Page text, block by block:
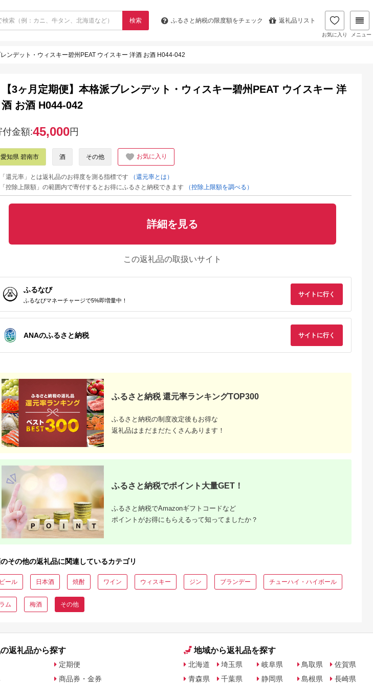
検索 ふるさと納税の限度額をチェック 返礼品リスト
お気に入り メニュー
レンデット・ウィスキー碧州PEAT ウイスキー 洋酒 お酒 H044-042
ふるさとチョイ
ス
上富田町
梅酒紀州
紙パック×６
ース）5.0
出典：ふるなび
宮崎県 西都市
名産品を活かしたご当
地柚子リキュール「ゆ
1800ml×6本＜7-7a＞
5.0
福井県 若狭町
梅酒 福井県産 紅映梅
本格梅酒 1800ml 2本
和歌山県 九度山町
「GI和歌山梅酒」に
指定された 至極の本
】ふるさと納
すめ返礼品
付額・産地
Amazonふるさと納税はお買
い物気分で寄付できる。
Amazonふるさと納税限定の
返礼品も登場
【3ヶ月定期便】本格派ブレンデット・ウィスキー碧州PEAT ウイスキー 洋
酒 お酒 H044-042
付金額:45,000円
愛知県 碧南市 酒 その他 お気に入り
還元率」とは返礼品のお得度を測る指標です
（還元率とは）
控除上限額」の範囲内で寄付するとお得にふるさと納税できます
（控除上限額を調べる）
詳細を見る
この返礼品の取扱いサイト
ふるなび
ふるなびマネーチャージで5%即増量中！
サイトに行く
ANAのふるさと納税 サイトに行く
ふるさと納税 還元率ランキングTOP300
ふるさと納税の制度改定後もお得な
返礼品はまだまだたくさんあります！
ふるさと納税でポイント大量GET！
ふるさと納税でAmazonギフトコードなど
ポイントがお得にもらえるって知ってましたか？
その他の返礼品に関連しているカテゴリ
ビール 日本酒 焼酎 ワイン ウィスキー ジン ブランデー チューハイ・ハイボール
ラム 梅酒 その他
の返礼品から探す
定期便
商品券・金券
地域から返礼品を探す
北海道
青森県
埼玉県
千葉県
岐阜県
静岡県
鳥取県
島根県
佐賀県
長崎県